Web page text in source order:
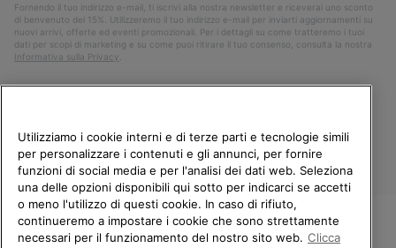
Fornendo il tuo indirizzo e-mail, ti iscrivi alla nostra newsletter e riceverai uno sconto
di benvenuto del 15%. Utilizzeremo il tuo indirizzo e-mail per inviarti aggiornamenti su
nuovi arrivi, offerte ed eventi promozionali. Per i dettagli su come tratteremo i tuoi
dati per scopi di marketing e su come puoi ritirare il tuo consenso, consulta la nostra
Informativa sulla Privacy
Italia
Utilizziamo i cookie interni e di terze parti e tecnologie simili
per personalizzare i contenuti e gli annunci, per fornire
funzioni di social media e per l'analisi dei dati web. Seleziona
una delle opzioni disponibili qui sotto per indicarci se accetti
o meno l'utilizzo di questi cookie. In caso di rifiuto,
continueremo a impostare i cookie che sono strettamente
necessari per il funzionamento del nostro sito web. Clicca